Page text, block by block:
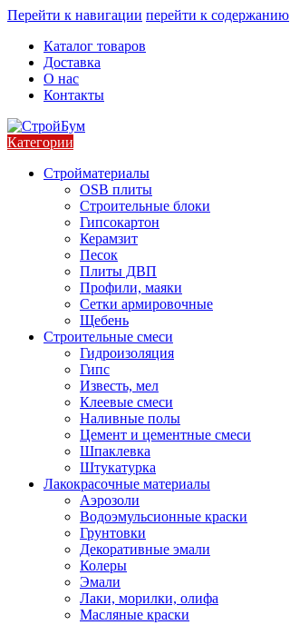
Перейти к навигации перейти к содержанию
Каталог товаров
Доставка
О нас
Контакты
Категории
Стройматериалы
OSB плиты
Строительные блоки
Гипсокартон
Керамзит
Песок
Плиты ДВП
Профили, маяки
Сетки армировочные
Щебень
Строительные смеси
Гидроизоляция
Гипс
Известь, мел
Клеевые смеси
Наливные полы
Цемент и цементные смеси
Шпаклевка
Штукатурка
Лакокрасочные материалы
Аэрозоли
Водоэмульсионные краски
Грунтовки
Декоративные эмали
Колеры
Эмали
Лаки, морилки, олифа
Масляные краски